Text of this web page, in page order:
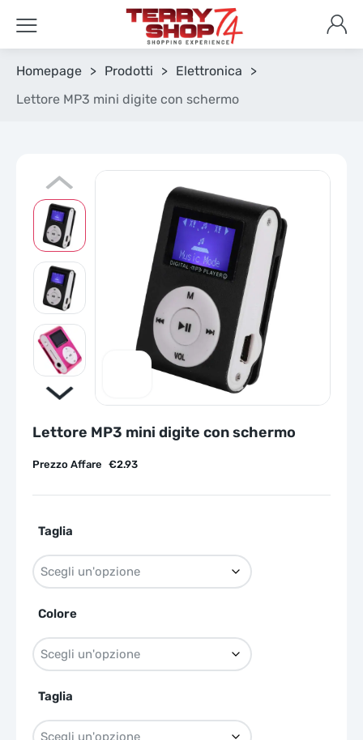
Homepage > Prodotti > Elettronica
>
Lettore MP3 mini digite con schermo
Lettore MP3 mini digite con schermo
€2.93
Prezzo Affare
Taglia
Colore
Taglia